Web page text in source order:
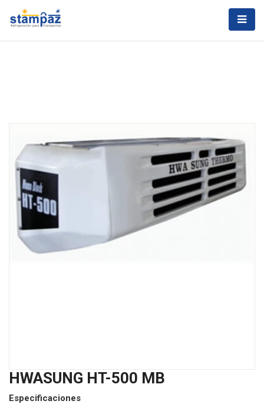
HWASUNG HT-500 MB
Especificaciones